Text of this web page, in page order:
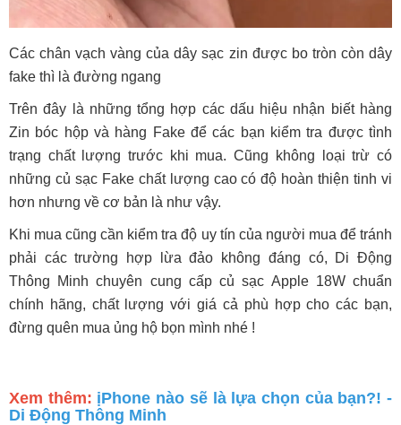
Các chân vạch vàng của dây sạc zin được bo tròn còn dây
fake thì là đường ngang
Trên đây là những tổng hợp các dấu hiệu nhận biết hàng
Zin bóc hộp và hàng Fake để các bạn kiểm tra được tình
trạng chất lượng trước khi mua. Cũng không loại trừ có
những củ sạc Fake chất lượng cao có độ hoàn thiện tinh vi
hơn nhưng về cơ bản là như vậy.
Khi mua cũng cần kiểm tra độ uy tín của người mua để tránh
phải các trường hợp lừa đảo không đáng có, Di Động
Thông Minh chuyên cung cấp củ sạc Apple 18W chuẩn
chính hãng, chất lượng với giá cả phù hợp cho các bạn,
đừng quên mua ủng hộ bọn mình nhé !
Xem thêm: ịPhone nào sẽ là lựa chọn của bạn?! -
Di Động Thông Minh